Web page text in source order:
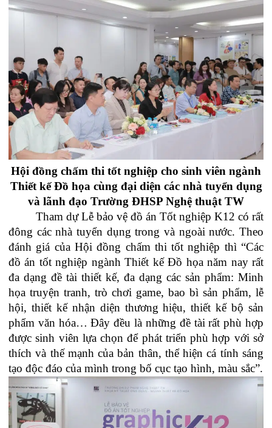
Hội đồng chấm thi tốt nghiệp cho sinh viên ngành
Thiết kế Đồ họa cùng đại diện các nhà tuyển dụng
và lãnh đạo Trường ĐHSP Nghệ thuật TW
Tham dự Lễ bảo vệ đồ án Tốt nghiệp K12 có rất
đông các nhà tuyển dụng trong và ngoài nước. Theo
đánh giá của Hội đồng chấm thi tốt nghiệp thì “Các
đồ án tốt nghiệp ngành Thiết kế Đồ họa năm nay rất
đa dạng đề tài thiết kế, đa dạng các sản phẩm: Minh
họa truyện tranh, trò chơi game, bao bì sản phẩm, lễ
hội, thiết kế nhận diện thương hiệu, thiết kế bộ sản
phẩm văn hóa… Đây đều là những đề tài rất phù hợp
được sinh viên lựa chọn để phát triển phù hợp với sở
thích và thế mạnh của bản thân, thể hiện cá tính sáng
tạo độc đáo của mình trong bố cục tạo hình, màu sắc”.